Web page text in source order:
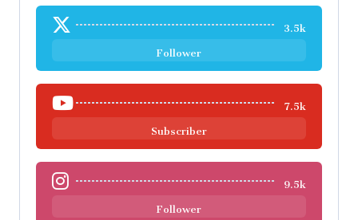
3.5k
Follower
7.5k
Subscriber
9.5k
Follower